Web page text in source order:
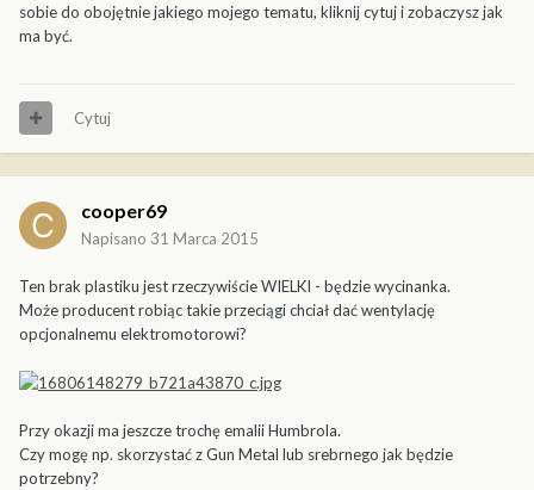
sobie do obojętnie jakiego mojego tematu, kliknij cytuj i zobaczysz jak
ma być.
Cytuj
cooper69
Napisano 31 Marca 2015
Ten brak plastiku jest rzeczywiście WIELKI - będzie wycinanka.
Może producent robiąc takie przeciągi chciał dać wentylację
opcjonalnemu elektromotorowi?
Przy okazji ma jeszcze trochę emalii Humbrola.
Czy mogę np. skorzystać z Gun Metal lub srebrnego jak będzie
potrzebny?